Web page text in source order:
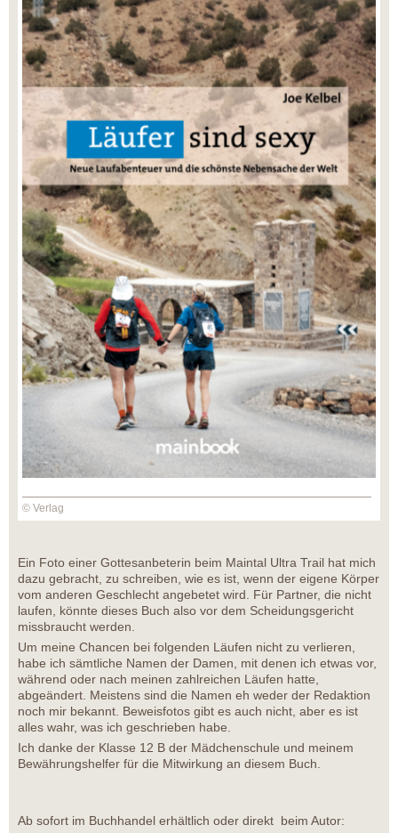
© Verlag
Ein Foto einer Gottesanbeterin beim Maintal Ultra Trail hat mich
dazu gebracht, zu schreiben, wie es ist, wenn der eigene Körper
vom anderen Geschlecht angebetet wird. Für Partner, die nicht
laufen, könnte dieses Buch also vor dem Scheidungsgericht
missbraucht werden.
Um meine Chancen bei folgenden Läufen nicht zu verlieren,
habe ich sämtliche Namen der Damen, mit denen ich etwas vor,
während oder nach meinen zahlreichen Läufen hatte,
abgeändert. Meistens sind die Namen eh weder der Redaktion
noch mir bekannt. Beweisfotos gibt es auch nicht, aber es ist
alles wahr, was ich geschrieben habe.
Ich danke der Klasse 12 B der Mädchenschule und meinem
Bewährungshelfer für die Mitwirkung an diesem Buch.
Ab sofort im Buchhandel erhältlich oder direkt beim Autor: